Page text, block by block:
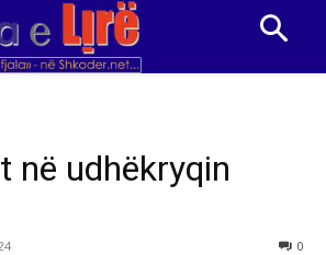
në udhëkryqin
0